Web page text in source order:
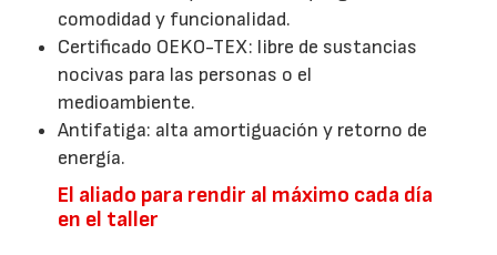
comodidad y funcionalidad.
Certificado OEKO-TEX: libre de sustancias
nocivas para las personas o el
medioambiente.
Antifatiga: alta amortiguación y retorno de
energía.
El aliado para rendir al máximo cada día
en el taller